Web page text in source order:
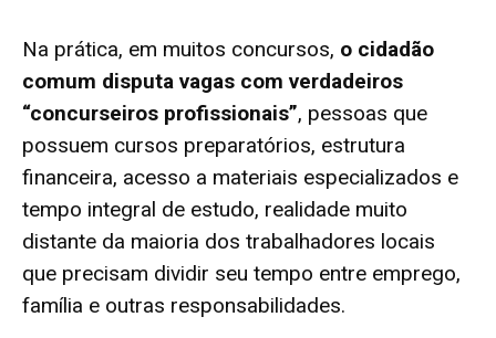
Na prática, em muitos concursos, o cidadão
comum disputa vagas com verdadeiros
“concurseiros profissionais”, pessoas que
possuem cursos preparatórios, estrutura
financeira, acesso a materiais especializados e
tempo integral de estudo, realidade muito
distante da maioria dos trabalhadores locais
que precisam dividir seu tempo entre emprego,
família e outras responsabilidades.